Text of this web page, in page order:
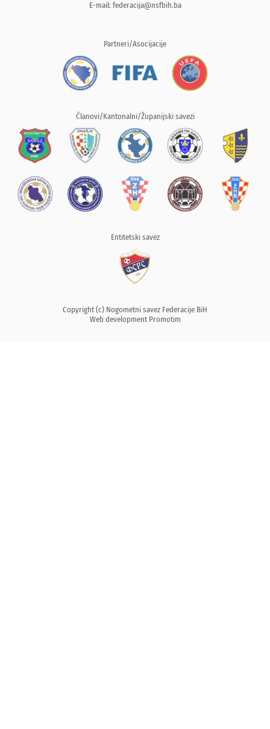
E-mail: federacija@nsfbih.ba
Partneri/Asocijacije
Članovi/Kantonalni/Županijski savezi
Entitetski savez
Copyright (c) Nogometni savez Federacije BiH
Web development Promotim